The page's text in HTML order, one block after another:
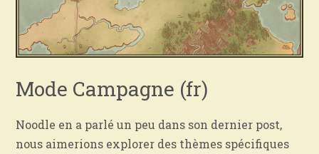
Mode Campagne (fr)
Noodle en a parlé un peu dans son dernier post,
nous aimerions explorer des thèmes spécifiques